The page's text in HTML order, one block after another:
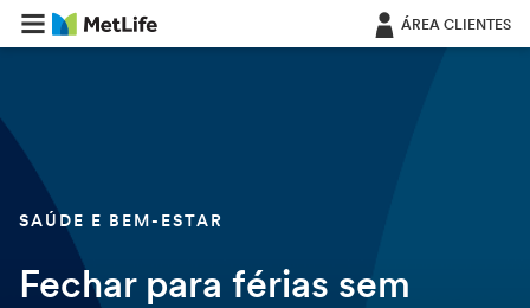
Saltar navegação ÁREA CLIENTES
SAÚDE E BEM-ESTAR
Fechar para férias sem